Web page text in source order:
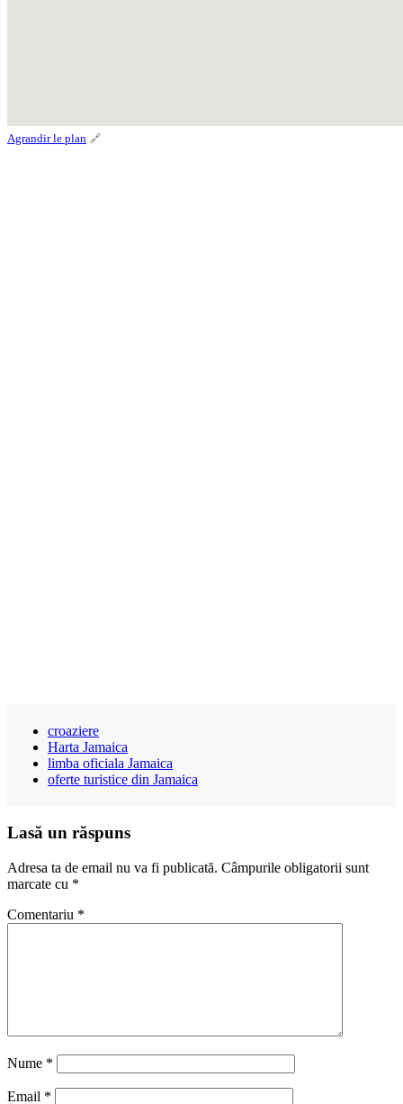
Agrandir le plan
croaziere
Harta Jamaica
limba oficiala Jamaica
oferte turistice din Jamaica
Lasă un răspuns
Adresa ta de email nu va fi publicată. Câmpurile obligatorii sunt
marcate cu *
Comentariu *
Nume *
Email *